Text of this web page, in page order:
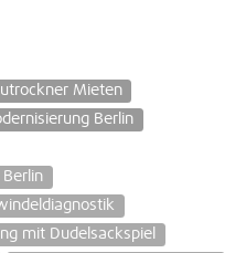
Mieten
Berlin
mit Dudelsackspiel